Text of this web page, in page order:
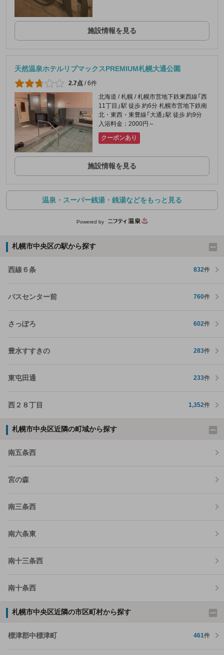
施設情報を見る
天然温泉ホテルリブマックスPREMIUM札幌大通公園
2.7点 /6件
北海道 / 札幌 / 札幌市営地下鉄東西線「西
11丁目」駅 徒歩 約6分 札幌市営地下鉄南
北・東西・東豊線「大通」駅 徒歩 約9分
入浴料金：2000円～
クーポンあり
施設情報を見る
温泉・スーパー銭湯・銭湯などをもっと見る
Powered by
札幌市中央区の駅から探す
西線６条 832件
バスセンター前 760件
さっぽろ 602件
豊水すすきの 283件
東屯田通 233件
西２８丁目 1,352件
札幌市中央区近隣の町域から探す
南五条西
宮の森
南三条西
南六条東
南十三条西
南十条西
札幌市中央区近隣の市区町村から探す
標津郡中標津町 461件